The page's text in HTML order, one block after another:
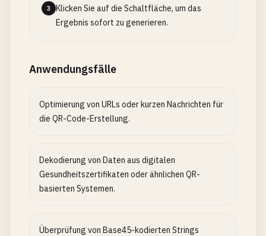
3
Klicken Sie auf die Schaltfläche, um das
Ergebnis sofort zu generieren.
Anwendungsfälle
Optimierung von URLs oder kurzen Nachrichten für
die QR-Code-Erstellung.
Dekodierung von Daten aus digitalen
Gesundheitszertifikaten oder ähnlichen QR-
basierten Systemen.
Überprüfung von Base45-kodierten Strings